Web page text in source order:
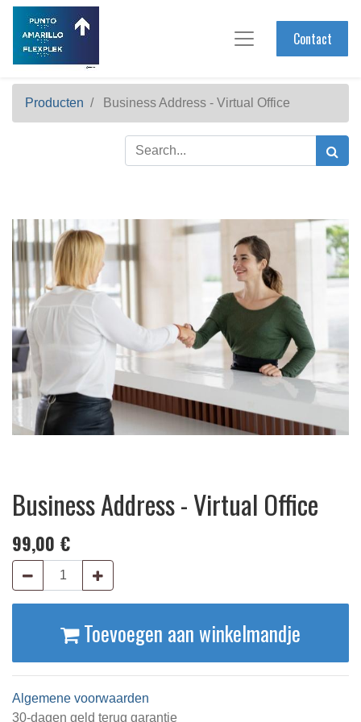
Contact
Producten Business Address - Virtual Office
Business Address - Virtual Office
99,00 €
Toevoegen aan winkelmandje
Algemene voorwaarden
30-dagen geld terug garantie